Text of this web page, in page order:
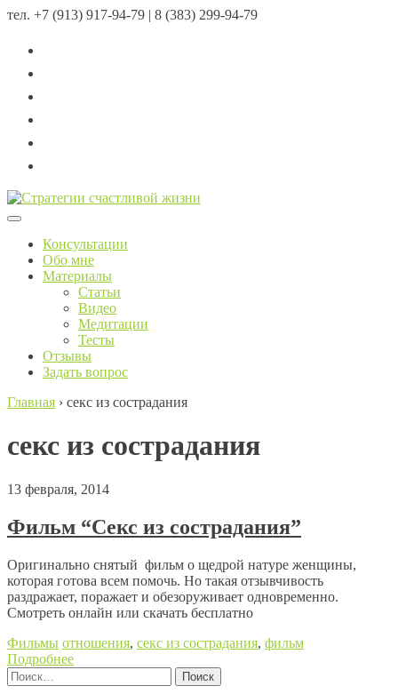
тел. +7 (913) 917-94-79 | 8 (383) 299-94-79
Menu
Консультации
Обо мне
Материалы
Статьи
Видео
Медитации
Тесты
Отзывы
Задать вопрос
Главная › секс из сострадания
секс из сострадания
13 февраля, 2014
Фильм “Секс из сострадания”
Оригинально снятый фильм о щедрой натуре женщины,
которая готова всем помочь. Но такая отзывчивость
раздражает, поражает и обезоруживает одновременно.
Смотреть онлайн или скачать бесплатно
Фильмы отношения, секс из сострадания, фильм
Подробнее
Найти: